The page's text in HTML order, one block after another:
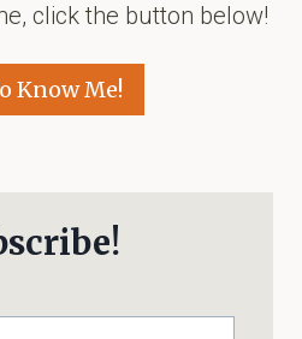
click the button below!
Know Me!